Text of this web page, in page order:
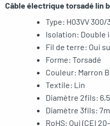
Câble électrique torsadé lin
Type: H03VV 300/
Isolation: Double
Fil de terre: Oui
Forme: Torsadé
Couleur: Marron
Textile: Lin
Diamètre 2fils:
Diamètre 3fils:
RoHS: Oui (CEI